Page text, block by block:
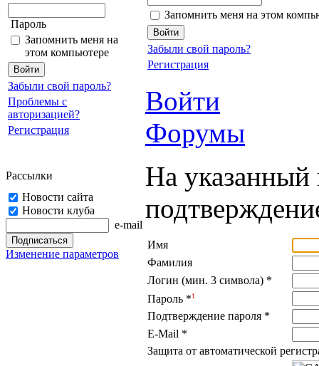
Пароль
Запомнить меня на
этом компьютере
Забыли свой пароль?
Проблемы с
авторизацией?
Регистрация
Рассылки
Новости сайта
Новости клуба
e-mail
Изменение параметров
Запомнить меня на этом
Забыли свой пароль?
Регистрация
Войти
Форумы
На указанный
Имя
Фамилия
Логин (мин. 3 символа) *
Пароль *1
Подтверждение пароля *
E-Mail *
Защита от автоматической